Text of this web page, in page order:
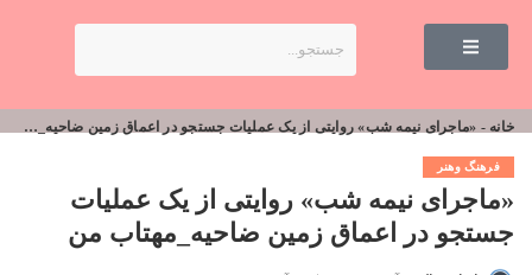
خانه - «ماجرای نیمه شب» روایتی از یک عملیات جستجو در اعماق زمین ضاحیه_مهتاب من
فرهنگ وهنر
«ماجرای نیمه شب» روایتی از یک عملیات
جستجو در اعماق زمین ضاحیه_مهتاب من